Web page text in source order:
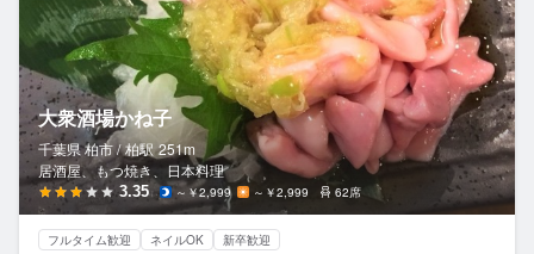
大衆酒場かね子
千葉県 柏市 / 柏駅 251m
居酒屋、もつ焼き、日本料理
3.35 ～￥2,999 ～￥2,999 62席
フルタイム歓迎 ネイルOK 新卒歓迎